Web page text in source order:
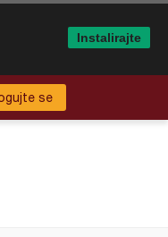
se
Instalirajte